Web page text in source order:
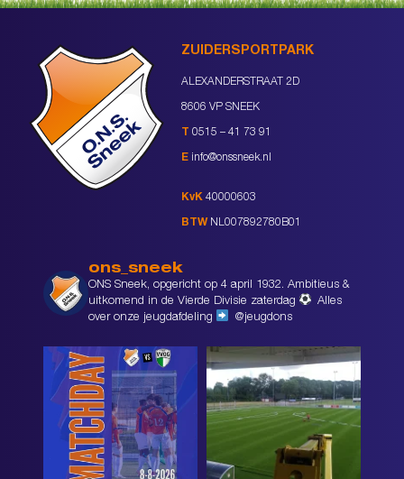
ZUIDERSPORTPARK
ALEXANDERSTRAAT 2D
8606 VP SNEEK
T 0515 – 41 73 91
E info@onssneek.nl
KvK 40000603
BTW NL007892780B01
ons_sneek
ONS Sneek, opgericht op 4 april 1932. Ambitieus &
uitkomend in de Vierde Divisie zaterdag
Alles
over onze jeugdafdeling
@jeugdons